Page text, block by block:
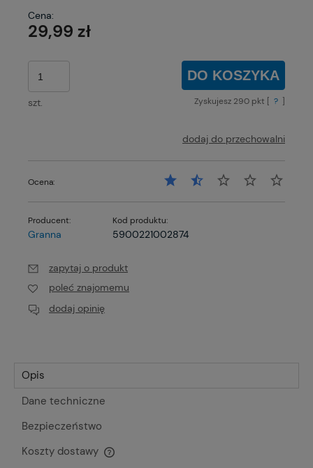
Cena:
29,99 zł
szt.
DO KOSZYKA
Zyskujesz 290 pkt [ ? ]
dodaj do przechowalni
Ocena:
Producent:
Granna
Kod produktu:
5900221002874
zapytaj o produkt
poleć znajomemu
dodaj opinię
Opis
Dane techniczne
Bezpieczeństwo
Koszty dostawy
Cena nie zawiera ewentualnych kosztów płatności